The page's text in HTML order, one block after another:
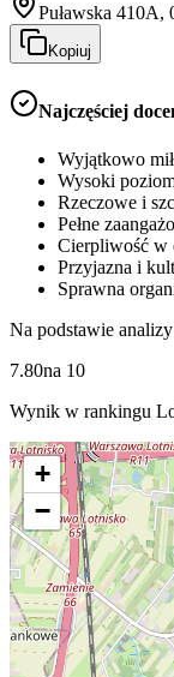
Puławska 410A,
Kopiuj
Najczęściej
Wyjątkowo
Wysoki
Rzeczowe i
Pełne
Cierpliwość w
Przyjazna i
Sprawna
Na podstawie
7.80na 10
Wynik w rankingu
+
−